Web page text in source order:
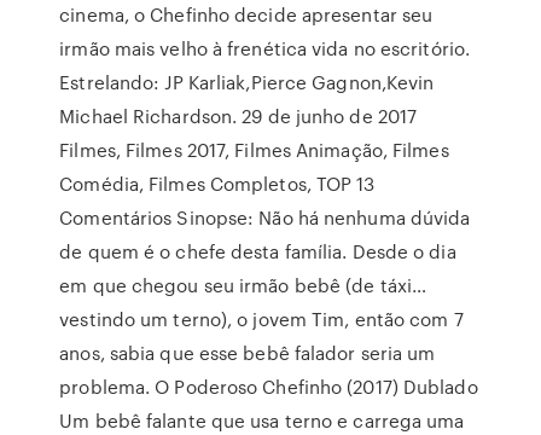
cinema, o Chefinho decide apresentar seu
irmão mais velho à frenética vida no escritório.
Estrelando: JP Karliak,Pierce Gagnon,Kevin
Michael Richardson. 29 de junho de 2017
Filmes, Filmes 2017, Filmes Animação, Filmes
Comédia, Filmes Completos, TOP 13
Comentários Sinopse: Não há nenhuma dúvida
de quem é o chefe desta família. Desde o dia
em que chegou seu irmão bebê (de táxi…
vestindo um terno), o jovem Tim, então com 7
anos, sabia que esse bebê falador seria um
problema. O Poderoso Chefinho (2017) Dublado
Um bebê falante que usa terno e carrega uma